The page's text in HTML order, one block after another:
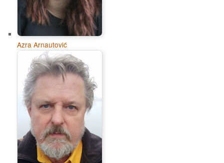
Azra Arnautović